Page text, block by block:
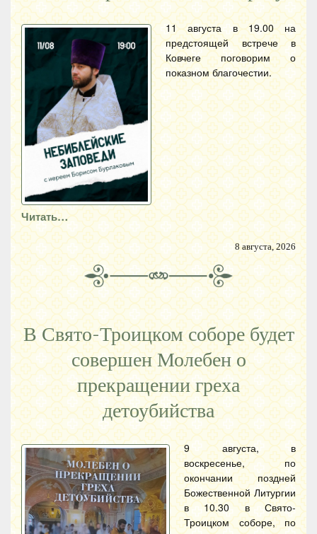
11 августа в 19.00 на
предстоящей встрече в
Ковчеге поговорим о
показном благочестии.
Читать…
8 августа, 2026
В Свято-Троицком соборе будет
совершен Молебен о
прекращении греха
детоубийства
9 августа, в
воскресенье, по
окончании поздней
Божественной Литургии
в 10.30 в Свято-
Троицком соборе, по